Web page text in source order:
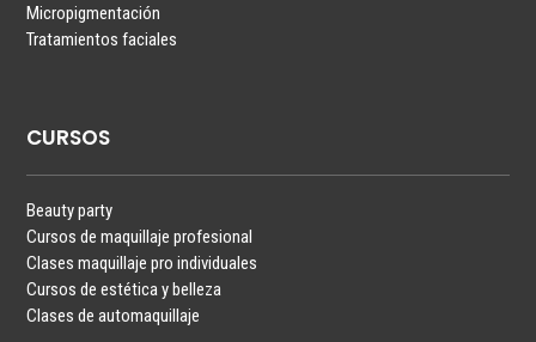
Micropigmentación
Tratamientos faciales
CURSOS
Beauty party
Cursos de maquillaje profesional
Clases maquillaje pro individuales
Cursos de estética y belleza
Clases de automaquillaje